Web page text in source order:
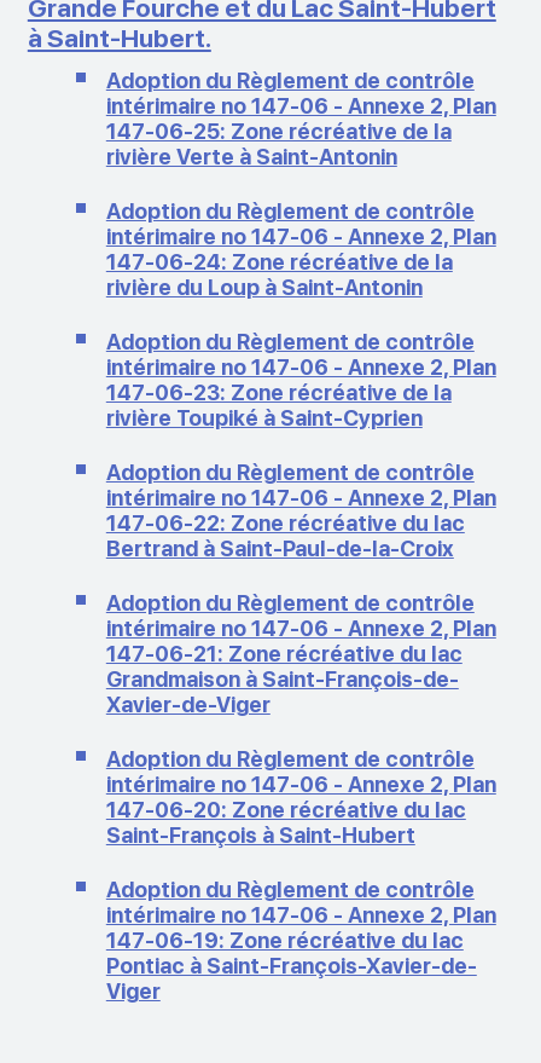
Grande Fourche et du Lac Saint-Hubert
à Saint-Hubert.
Adoption du Règlement de contrôle
intérimaire no 147-06 - Annexe 2, Plan
147-06-25: Zone récréative de la
rivière Verte à Saint-Antonin
Adoption du Règlement de contrôle
intérimaire no 147-06 - Annexe 2, Plan
147-06-24: Zone récréative de la
rivière du Loup à Saint-Antonin
Adoption du Règlement de contrôle
intérimaire no 147-06 - Annexe 2, Plan
147-06-23: Zone récréative de la
rivière Toupiké à Saint-Cyprien
Adoption du Règlement de contrôle
intérimaire no 147-06 - Annexe 2, Plan
147-06-22: Zone récréative du lac
Bertrand à Saint-Paul-de-la-Croix
Adoption du Règlement de contrôle
intérimaire no 147-06 - Annexe 2, Plan
147-06-21: Zone récréative du lac
Grandmaison à Saint-François-de-
Xavier-de-Viger
Adoption du Règlement de contrôle
intérimaire no 147-06 - Annexe 2, Plan
147-06-20: Zone récréative du lac
Saint-François à Saint-Hubert
Adoption du Règlement de contrôle
intérimaire no 147-06 - Annexe 2, Plan
147-06-19: Zone récréative du lac
Pontiac à Saint-François-Xavier-de-
Viger